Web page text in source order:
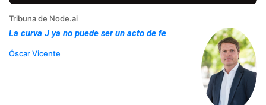
Tribuna de Node.ai
La curva J ya no puede ser un acto de fe
Óscar Vicente